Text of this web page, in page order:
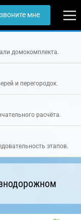
мне
домокомплекта.
и перегородок.
расчёта.
этапов.